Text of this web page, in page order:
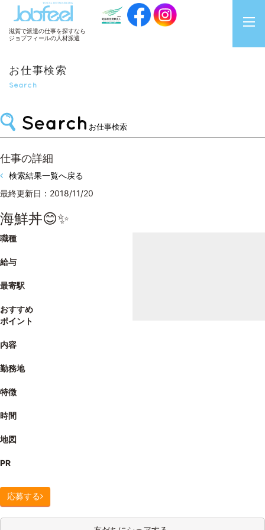
JobFeel
滋賀で派遣の仕事を探すなら
ジョブフィールの人材派遣
お仕事検索
Search
お仕事検索
仕事の詳細
検索結果一覧へ戻る
最終更新日：2018/11/20
海鮮丼😊✨
職種
給与
最寄駅
おすすめ
ポイント
内容
勤務地
特徴
時間
地図
PR
応募する